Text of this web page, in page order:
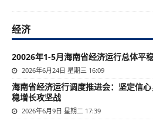
经济
20026年1-5月海南省经济运行总体平
2026年6月24日 星期三 16:09
海南省经济运行调度推进会：坚定信
稳增长攻坚战
2026年6月9日 星期二 17:39